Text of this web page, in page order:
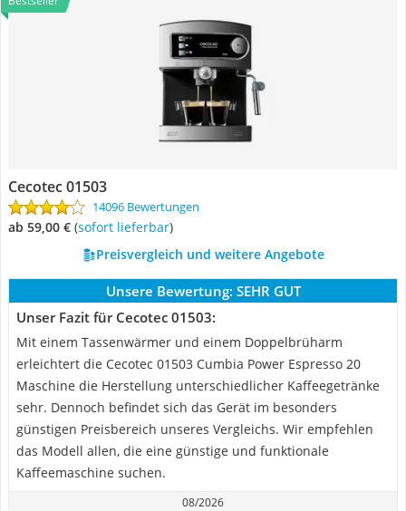
Cecotec 01503
14096 Bewertungen
ab 59,00 € ( Sofort lieferbar)
Preisvergleich und weitere Angebote
Unsere Bewertung: SEHR GUT
Unser Fazit für Cecotec 01503:
Mit einem Tassenwärmer und einem Doppelbrüharm
erleichtert die Cecotec 01503 Cumbia Power Espresso 20
Maschine die Herstellung unterschiedlicher Kaffeegetränke
sehr. Dennoch befindet sich das Gerät im besonders
günstigen Preisbereich unseres Vergleichs. Wir empfehlen
das Modell allen, die eine günstige und funktionale
Kaffeemaschine suchen.
08/2026